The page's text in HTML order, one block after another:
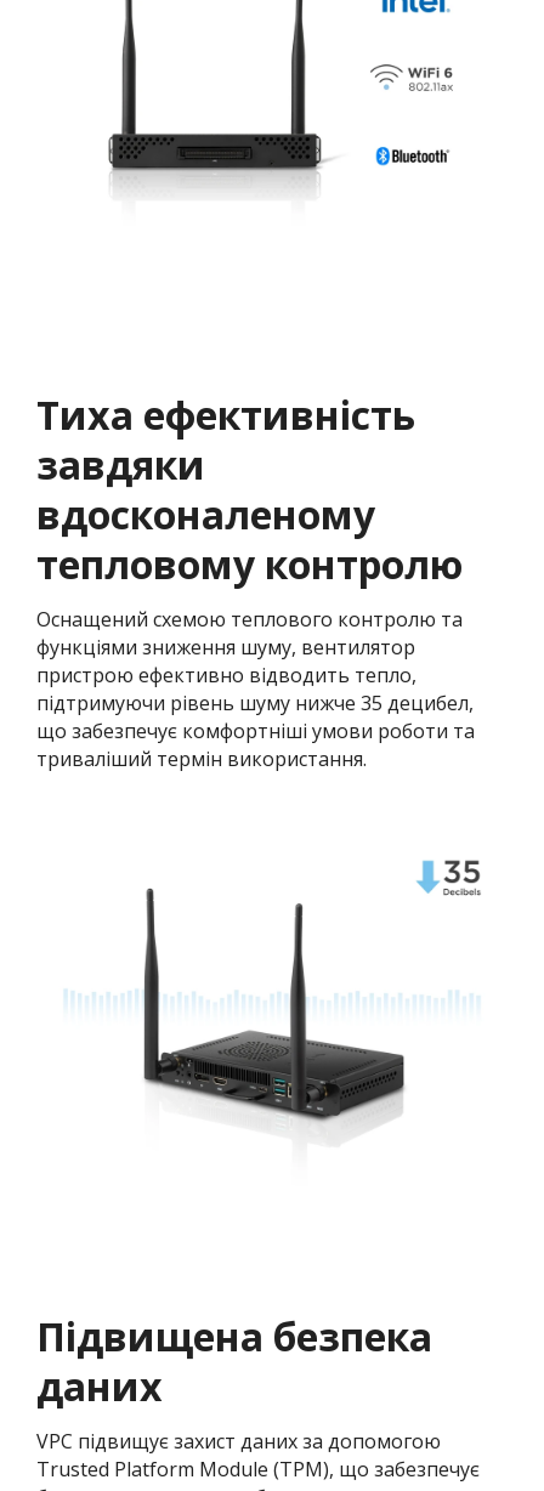
Тиха ефективність
завдяки
вдосконаленому
тепловому контролю
Оснащений схемою теплового контролю та
функціями зниження шуму, вентилятор
пристрою ефективно відводить тепло,
підтримуючи рівень шуму нижче 35 децибел,
що забезпечує комфортніші умови роботи та
триваліший термін використання.
Підвищена безпека
даних
VPC підвищує захист даних за допомогою
Trusted Platform Module (TPM), що забезпечує